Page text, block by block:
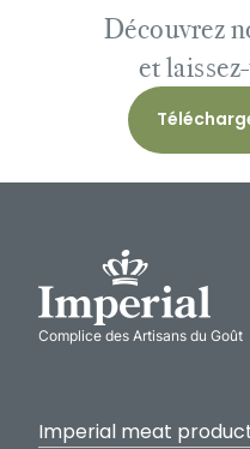
Découvrez
et
Complice des Artisans du Goût
Imperial meat